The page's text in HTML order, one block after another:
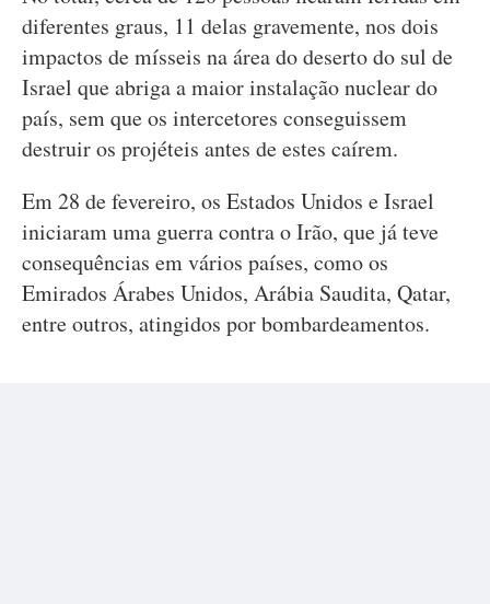
diferentes graus, 11 delas gravemente, nos dois
impactos de mísseis na área do deserto do sul de
Israel que abriga a maior instalação nuclear do
país, sem que os intercetores conseguissem
destruir os projéteis antes de estes caírem.
Em 28 de fevereiro, os Estados Unidos e Israel
iniciaram uma guerra contra o Irão, que já teve
consequências em vários países, como os
Emirados Árabes Unidos, Arábia Saudita, Qatar,
entre outros, atingidos por bombardeamentos.